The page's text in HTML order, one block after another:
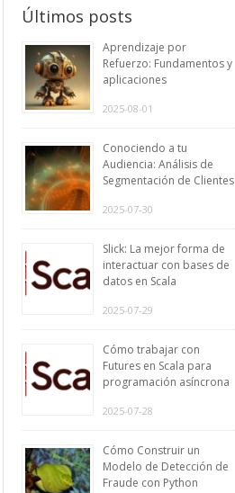
Últimos posts
Aprendizaje por
Refuerzo: Fundamentos y
aplicaciones
2025-08-01
Conociendo a tu
Audiencia: Análisis de
Segmentación de Clientes
2025-07-30
Slick: La mejor forma de
interactuar con bases de
datos en Scala
2025-07-29
Cómo trabajar con
Futures en Scala para
programación asíncrona
2025-07-28
Cómo Construir un
Modelo de Detección de
Fraude con Python